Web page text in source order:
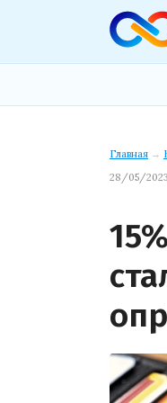
Главная →
28/05/2023